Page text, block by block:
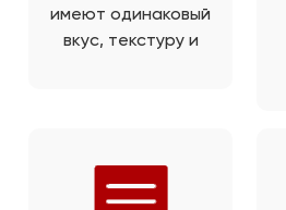
имеют одинаковый
вкус, текстуру и
конечных
продуктов.